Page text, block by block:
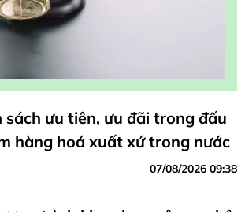
ưu tiên, ưu đãi trong đấu
hàng hoá xuất xứ trong nước
07/08/2026 09:38